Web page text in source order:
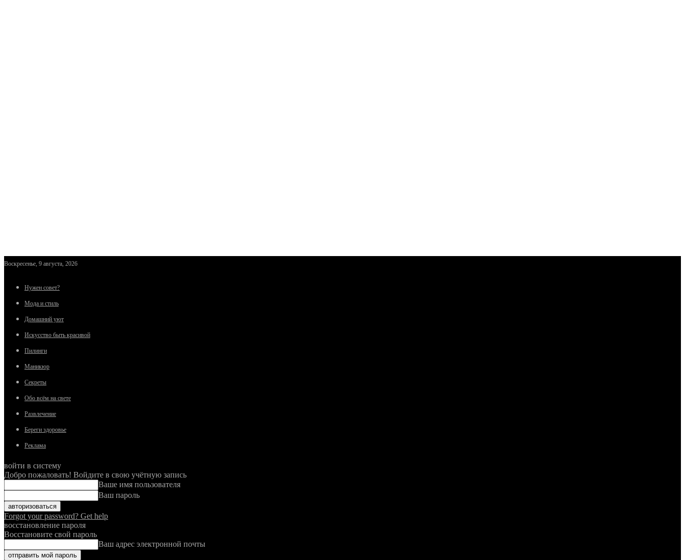
Воскресенье, 9 августа, 2026
Нужен совет?
Мода и стиль
Домашний уют
Искусство быть красивой
Пилинги
Маникюр
Секреты
Обо всём на свете
Развлечение
Береги здоровье
Реклама
войти в систему
Добро пожаловать! Войдите в свою учётную запись
Ваше имя пользователя
Ваш пароль
Forgot your password? Get help
восстановление пароля
Восстановите свой пароль
Ваш адрес электронной почты